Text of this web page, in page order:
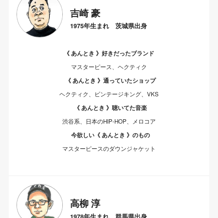
吉崎 豪
1975年生まれ 茨城県出身
《 あんとき 》好きだったブランド
マスターピース、ヘクティク
《 あんとき 》通っていたショップ
ヘクティク、ビンテージキング、VKS
《 あんとき 》聴いてた音楽
渋谷系、日本のHIP-HOP、メロコア
今欲しい《 あんとき 》のもの
マスターピースのダウンジャケット
高柳 淳